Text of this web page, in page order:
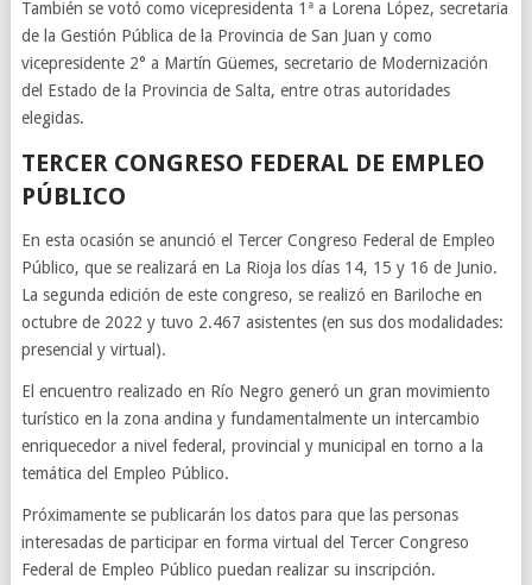
También se votó como vicepresidenta 1ª a Lorena López, secretaria
de la Gestión Pública de la Provincia de San Juan y como
vicepresidente 2° a Martín Güemes, secretario de Modernización
del Estado de la Provincia de Salta, entre otras autoridades
elegidas.
TERCER CONGRESO FEDERAL DE EMPLEO
PÚBLICO
En esta ocasión se anunció el Tercer Congreso Federal de Empleo
Público, que se realizará en La Rioja los días 14, 15 y 16 de Junio.
La segunda edición de este congreso, se realizó en Bariloche en
octubre de 2022 y tuvo 2.467 asistentes (en sus dos modalidades:
presencial y virtual).
El encuentro realizado en Río Negro generó un gran movimiento
turístico en la zona andina y fundamentalmente un intercambio
enriquecedor a nivel federal, provincial y municipal en torno a la
temática del Empleo Público.
Próximamente se publicarán los datos para que las personas
interesadas de participar en forma virtual del Tercer Congreso
Federal de Empleo Público puedan realizar su inscripción.